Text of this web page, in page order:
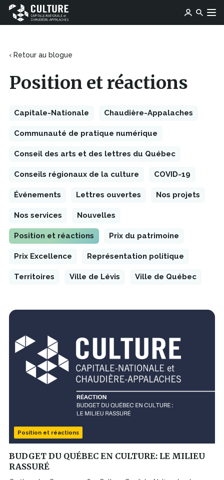
Aller au contenu
Culture
Capitale-
Chaudière-
fenêtre
‹ Retour au blogue
Position et réactions
Capitale-Nationale Chaudière-Appalaches
Communauté de pratique numérique
Conseil des arts et des lettres du Québec
Conseils régionaux de la culture COVID-19
Événements Lettres ouvertes Nos projets
Nos services Nouvelles
Position et réactions Prix du patrimoine
Prix Excellence Représentation politique
Territoires Ville de Lévis Ville de Québec
Position et réactions
BUDGET DU QUÉBEC EN CULTURE: LE MILIEU
RASSURÉ